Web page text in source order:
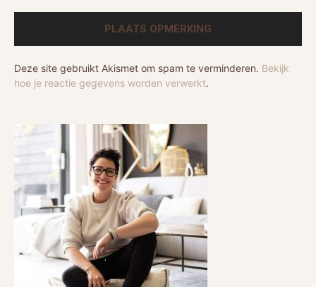
Deze site gebruikt Akismet om spam te verminderen. Bekijk
hoe je reactie gegevens worden verwerkt.